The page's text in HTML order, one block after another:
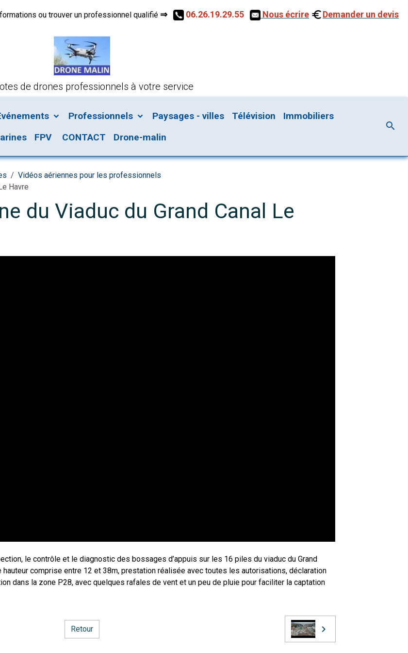
ou trouver un professionnel qualifié ⇒ 06.26.19.29.55 Nous écrire Demander un devis
de drones professionnels à votre service
Professionnels Paysages - villes Télévision
Immobiliers
FPV CONTACT Drone-malin
Vidéos aériennes pour les professionnels
Havre
du Viaduc du Grand Canal Le
le contrôle et le diagnostic des bossages d’appuis sur les 16 piles du viaduc du Grand
hauteur comprise entre 12 et 38m, prestation réalisée avec toutes les autorisations, déclaration
dans la zone P28, avec quelques rafales de vent et un peu de pluie pour faciliter la captation
Retour